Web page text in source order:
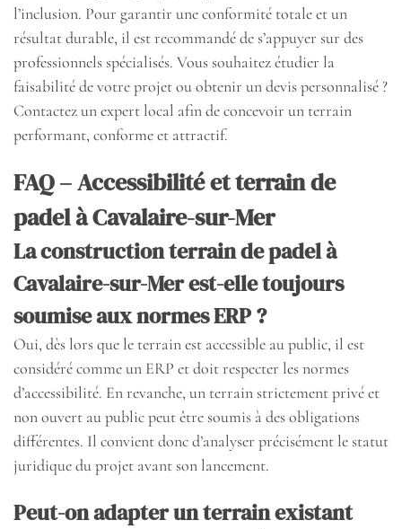
l’inclusion. Pour garantir une conformité totale et un
résultat durable, il est recommandé de s’appuyer sur des
professionnels spécialisés. Vous souhaitez étudier la
faisabilité de votre projet ou obtenir un devis personnalisé ?
Contactez un expert local afin de concevoir un terrain
performant, conforme et attractif.
FAQ – Accessibilité et terrain de
padel à Cavalaire-sur-Mer
La construction terrain de padel à
Cavalaire-sur-Mer est-elle toujours
soumise aux normes ERP ?
Oui, dès lors que le terrain est accessible au public, il est
considéré comme un ERP et doit respecter les normes
d’accessibilité. En revanche, un terrain strictement privé et
non ouvert au public peut être soumis à des obligations
différentes. Il convient donc d’analyser précisément le statut
juridique du projet avant son lancement.
Peut-on adapter un terrain existant